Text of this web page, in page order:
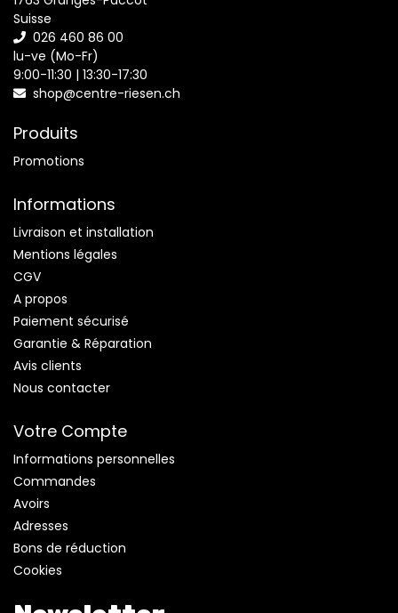
Suisse
026 460 86 00
lu-ve (Mo-Fr)
9:00-11:30 | 13:30-17:30
shop@centre-riesen.ch
Produits
Promotions
Informations
Livraison et installation
Mentions légales
CGV
A propos
Paiement sécurisé
Garantie & Réparation
Avis clients
Nous contacter
Votre Compte
Informations personnelles
Commandes
Avoirs
Adresses
Bons de réduction
Cookies